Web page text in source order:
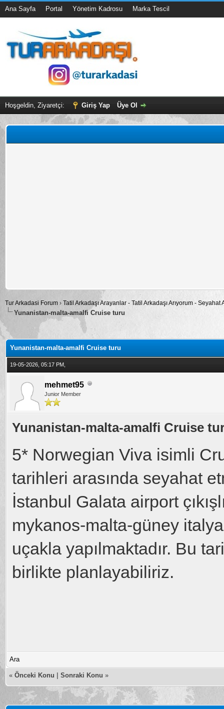
Ana Sayfa Portal Yönetim Kadrosu Marka Tescil
Hoşgeldin, Ziyaretçi: Giriş Yap Üye Ol
Tur Arkadasi Forum › Tatil Arkadaşı Arayanlar - Tatil Arkadaşı Arıyorum -
Yunanistan-malta-amalfi Cruise turu
0
Yunanistan-malta-amalfi Cruise turu
19-05-2026, 05:17 PM,
mehmet95
Junior Member
Yunanistan-malta-amalfi Cruise
5* Norwegian Viva isimli
tarihleri arasında seyahat
İstanbul Galata airport
mykanos-malta-güney
uçakla yapılmaktadır. Bu
birlikte planlayabiliriz.
Ara
« Önceki Konu Sonraki Konu »